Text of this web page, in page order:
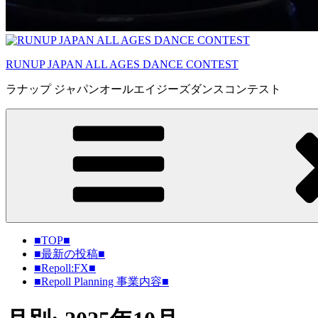
RUNUP JAPAN ALL AGES DANCE CONTEST
ラナップ ジャパンオールエイジーズダンスコンテスト
■TOP■
■最新の投稿■
■Repoll:FX■
■Repoll Planning 事業内容■